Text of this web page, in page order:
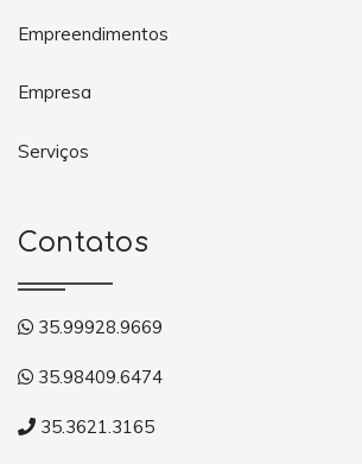
Empreendimentos
Empresa
Serviços
Contatos
35.99928.9669
35.98409.6474
35.3621.3165